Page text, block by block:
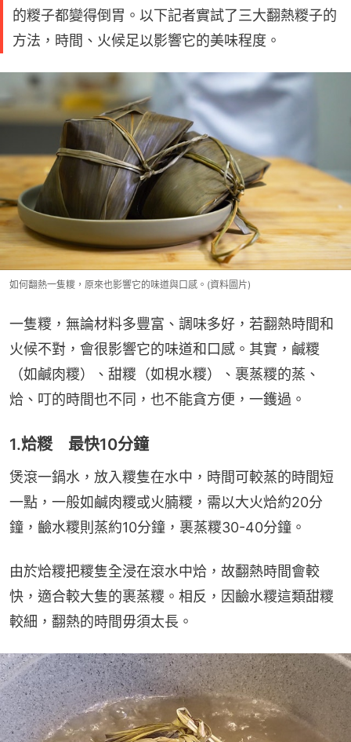
的糉子都變得倒胃。以下記者實試了三大翻熱糉子的
方法，時間、火候足以影響它的美味程度。
如何翻熱一隻糭，原來也影響它的味道與口感。(資料圖片)
一隻糭，無論材料多豐富、調味多好，若翻熱時間和
火候不對，會很影響它的味道和口感。其實，鹹糭
（如鹹肉糭）、甜糭（如梘水糭）、裹蒸糭的蒸、
烚、叮的時間也不同，也不能貪方便，一鑊過。
1.烚糉 最快10分鐘
煲滾一鍋水，放入糭隻在水中，時間可較蒸的時間短
一點，一般如鹹肉糭或火腩糭，需以大火烚約20分
鐘，䶨水糭則蒸約10分鐘，裹蒸糭30-40分鐘。
由於烚糭把糭隻全浸在滾水中烚，故翻熱時間會較
快，適合較大隻的裹蒸糭。相反，因䶨水糭這類甜糭
較細，翻熱的時間毋須太長。